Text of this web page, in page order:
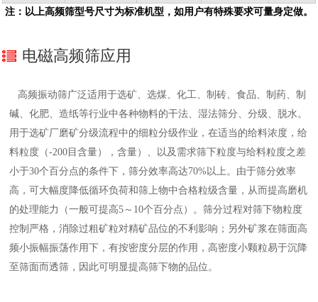
注：以上高频筛型号尺寸为标准机型，如用户有特殊要求可量身定做。
电磁高频筛应用
高频振动筛广泛适用于选矿、选煤、化工、制砖、食品、制药、制
碱、化肥、造纸等行业中各种物料的干法、湿法筛分、分级、脱水。
用于选矿厂磨矿分级流程中的细粒分级作业，在适当的给料浓度，给
料粒度（-200目含量），含量）、以及需求筛下粒度与给料粒度之差
小于30个百分点的条件下，筛分效率高达70%以上。由于筛分效率
高，可大幅度降低循环负荷和筛上物中合格粒级含量，从而提高磨机
的处理能力（一般可提高5～10个百分点）。筛分过程对筛下物粒度
控制严格，消除过粗矿粒对精矿品位的不利影响；另外矿浆在筛面高
频小振幅振荡作用下，有按密度分层的作用，高密度小颗粒易于沉降
至筛面而透筛，因此可明显提高筛下物的品位。